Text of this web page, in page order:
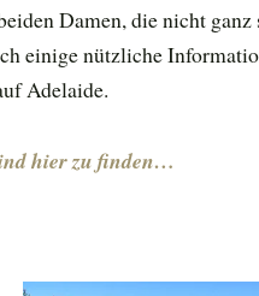
Damen, die nicht ganz
einige nützliche
Adelaide.
hier zu finden…